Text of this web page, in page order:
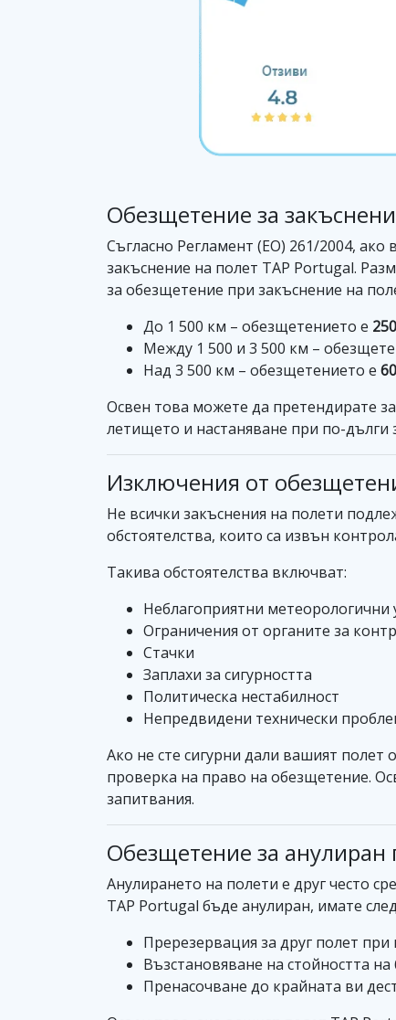
Обезщетение за
Съгласно Регламент (ЕО) 261/2004, ако
закъснение на полет TAP Portugal.
за обезщетение при закъснение на
До 1 500 км – обезщетението е
Между 1 500 и 3 500 км –
Над 3 500 км – обезщетението е
Освен това можете да претендирате
летището и настаняване при по-дълги
Изключения от
Не всички закъснения на полети
обстоятелства, които са извън
Такива обстоятелства включват:
Неблагоприятни метеорологични
Ограничения от органите за
Стачки
Заплахи за сигурността
Политическа нестабилност
Непредвидени технически
Ако не сте сигурни дали вашият полет
проверка на право на обезщетение.
запитвания.
Обезщетение за анулиран
Анулирането на полети е друг често
TAP Portugal бъде анулиран, имате
Пререзервация за друг полет
Възстановяване на стойността
Пренасочване до крайната ви